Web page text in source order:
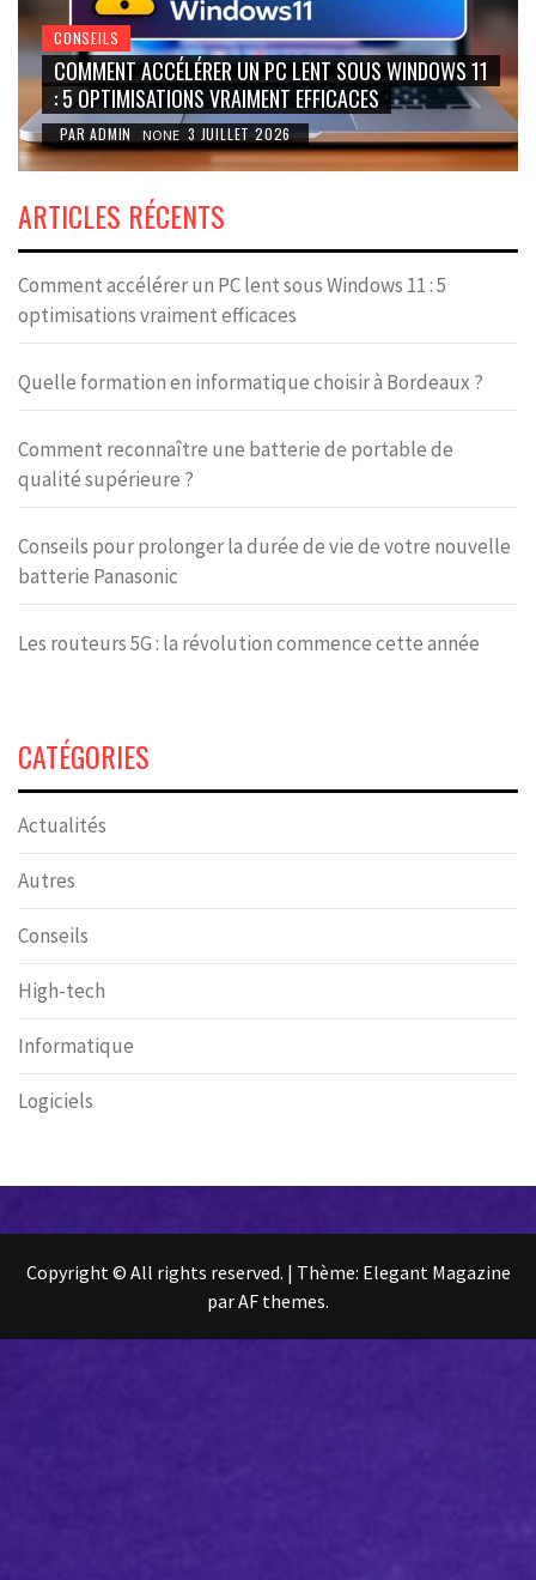
CONSEILS
COMMENT ACCÉLÉRER UN PC LENT SOUS WINDOWS 11
: 5 OPTIMISATIONS VRAIMENT EFFICACES
PAR ADMIN NONE 3 JUILLET 2026
ARTICLES RÉCENTS
Comment accélérer un PC lent sous Windows 11 : 5
optimisations vraiment efficaces
Quelle formation en informatique choisir à Bordeaux ?
Comment reconnaître une batterie de portable de
qualité supérieure ?
Conseils pour prolonger la durée de vie de votre nouvelle
batterie Panasonic
Les routeurs 5G : la révolution commence cette année
CATÉGORIES
Actualités
Autres
Conseils
High-tech
Informatique
Logiciels
Copyright © All rights reserved. | Thème: Elegant Magazine
parAF themes.